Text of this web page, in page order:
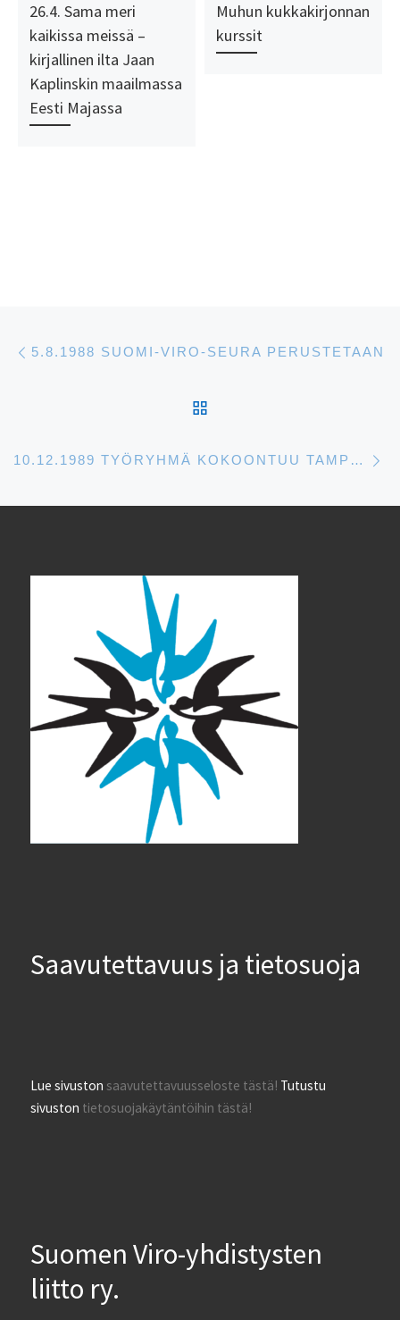
26.4. Sama meri
kaikissa meissä –
kirjallinen ilta Jaan
Kaplinskin maailmassa
Eesti Majassa
Muhun kukkakirjonnan
kurssit
Artikkelien navigointi
5.8.1988 SUOMI-VIRO-SEURA PERUSTETAAN
10.12.1989 TYÖRYHMÄ KOKOONTUU TAMPEREELLA
Saavutettavuus ja tietosuoja
Lue sivustonsaavutettavuusseloste tästä! Tutustu
sivuston tietosuojakäytäntöihin tästä!
Suomen Viro-yhdistysten
liitto ry.